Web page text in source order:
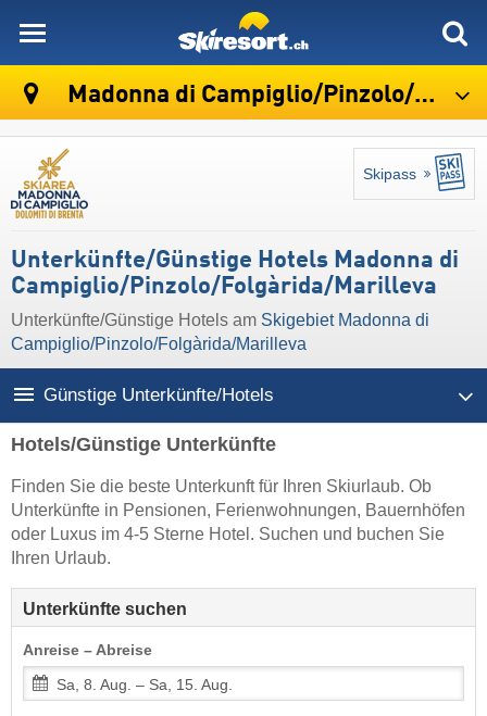
Madonna di Campiglio/​Pinzolo/​Folgàrida/​Marilleva
Skipass
Unterkünfte/Günstige Hotels Madonna di
Campiglio/​Pinzolo/​Folgàrida/​Marilleva
Unterkünfte/Günstige Hotels am Skigebiet Madonna di
Campiglio/​Pinzolo/​Folgàrida/​Marilleva
Günstige Unterkünfte/Hotels
Hotels/Günstige Unterkünfte
Finden Sie die beste Unterkunft für Ihren Skiurlaub. Ob
Unterkünfte in Pensionen, Ferienwohnungen, Bauernhöfen
oder Luxus im 4-5 Sterne Hotel. Suchen und buchen Sie
Ihren Urlaub.
Unterkünfte suchen
Anreise – Abreise
Sa, 8. Aug. – Sa, 15. Aug.